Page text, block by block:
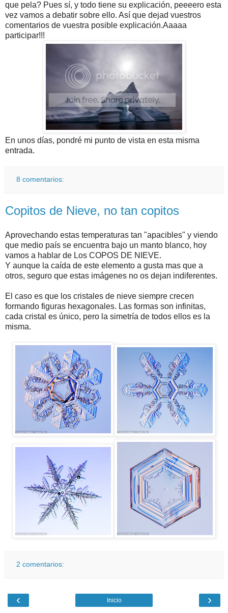
que pela? Pues sí, y todo tiene su explicación, peeeero esta
vez vamos a debatir sobre ello. Así que dejad vuestros
comentarios de vuestra posible explicación.Aaaaa
participar!!!
En unos días, pondré mi punto de vista en esta misma
entrada.
8 comentarios:
Copitos de Nieve, no tan copitos
Aprovechando estas temperaturas tan "apacibles" y viendo
que medio país se encuentra bajo un manto blanco, hoy
vamos a hablar de Los COPOS DE NIEVE.
Y aunque la caída de este elemento a gusta mas que a
otros, seguro que estas imágenes no os dejan indiferentes.
El caso es que los cristales de nieve siempre crecen
formando figuras hexagonales. Las formas son infinitas,
cada cristal es único, pero la simetría de todos ellos es la
misma.
2 comentarios:
‹ ›
Inicio